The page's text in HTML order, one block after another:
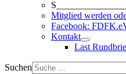
Mitglied werden
Facebook:
Kontakt
Last
Suchen